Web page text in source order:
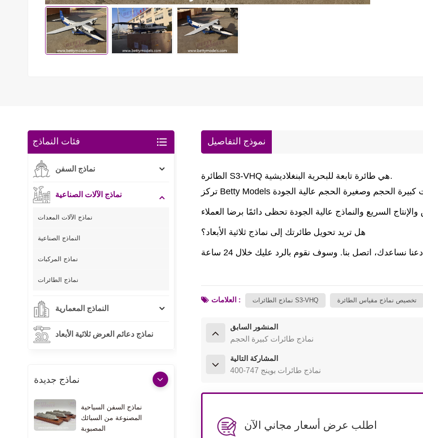
نموذج التفاصيل
الطائرة S3-VHQ هي طائرة تابعة للبحرية البنغلاديشية.
هل تريد تحويل طائرتك إلى نماذج ثلاثية الأبعاد؟
العلامات : نماذج الطائرات S3-VHQ تخصيص نماذج مقياس الطائرة
المنشور السابق
نماذج طائرات كبيرة الحجم
المشاركة التالية
نماذج طائرات بوينج 747-400
اطلب عرض أسعار مجاني الآن
فئات النماذج
نماذج السفن
نماذج الآلات الصناعية
نماذج الآلات المعدات
النماذج الصناعية
نماذج المركبات
نماذج الطائرات
النماذج المعمارية
نماذج دعائم العرض ثلاثية الأبعاد
نماذج جديدة
نماذج السفن السياحية
المصنوعة من السبائك
المصبوبة